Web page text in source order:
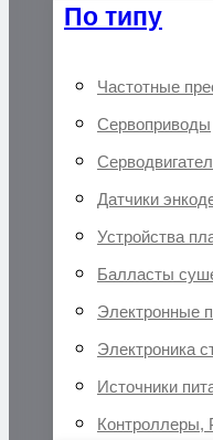
По типу
Частотные
Сервоприводы
Датчики
Устройства
Балласты
Электронные
Электроника
Источники
Контроллеры,